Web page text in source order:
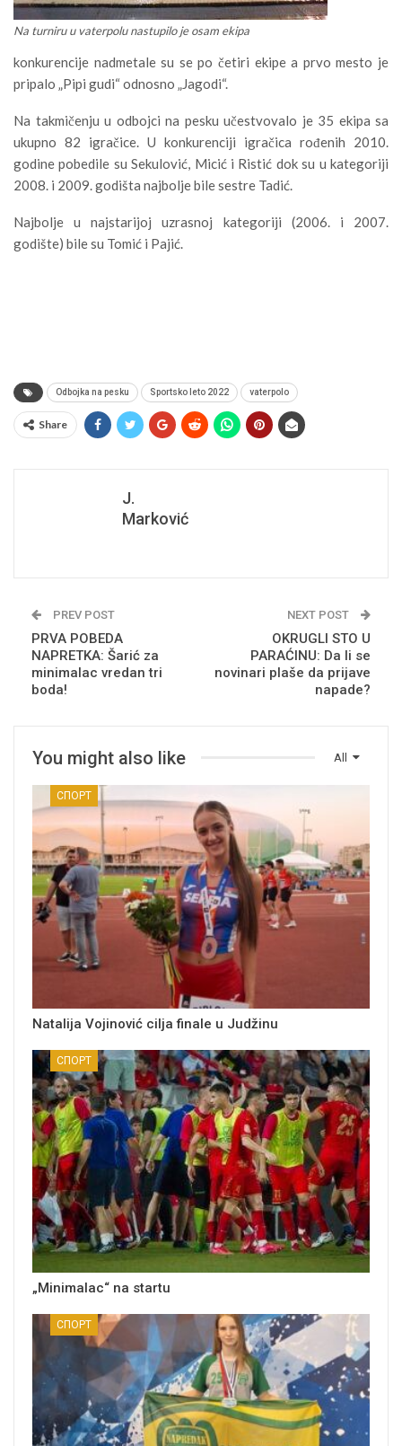
Na turniru u vaterpolu nastupilo je osam ekipa
konkurencije nadmetale su se po četiri ekipe a prvo mesto je
pripalo „Pipi gudi“ odnosno „Jagodi“.
Na takmičenju u odbojci na pesku učestvovalo je 35 ekipa sa
ukupno 82 igračice. U konkurenciji igračica rođenih 2010.
godine pobedile su Sekulović, Micić i Ristić dok su u kategoriji
2008. i 2009. godišta najbolje bile sestre Tadić.
Najbolje u najstarijoj uzrasnoj kategoriji (2006. i 2007.
godište) bile su Tomić i Pajić.
Odbojka na pesku Sportsko leto 2022 vaterpolo
Share
J.
Marković
PREV POST
PRVA POBEDA
NAPRETKA: Šarić za
minimalac vredan tri
boda!
NEXT POST
OKRUGLI STO U
PARAĆINU: Da li se
novinari plaše da prijave
napade?
All
You might also like
СПОРТ
Natalija Vojinović cilja finale u Judžinu
СПОРТ
„Minimalac“ na startu
СПОРТ